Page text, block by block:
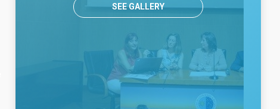
SEE GALLERY